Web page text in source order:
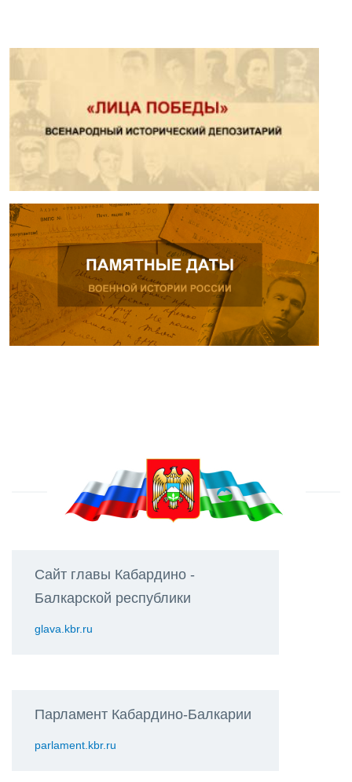
Сайт главы Кабардино -
Балкарской республики
glava.kbr.ru
Парламент Кабардино-Балкарии
parlament.kbr.ru